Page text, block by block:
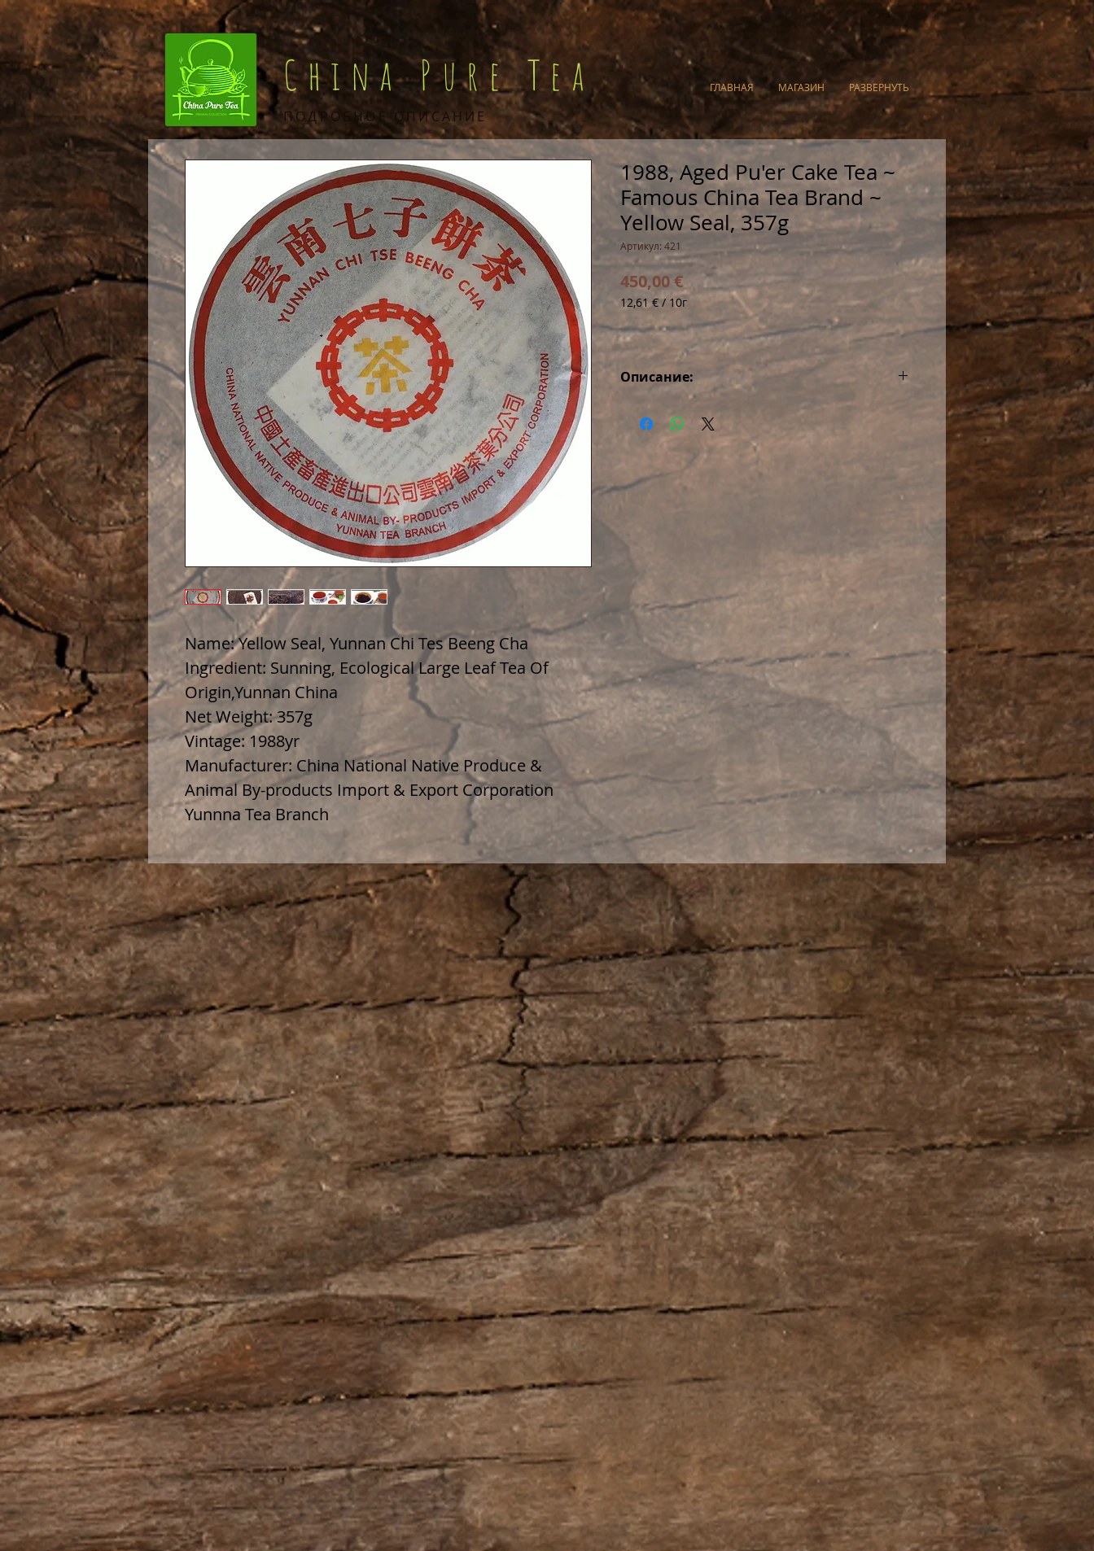
Name: Yellow Seal, Yunnan Chi Tes Beeng Cha
Ingredient: Sunning, Ecological Large Leaf Tea Of
Origin,Yunnan China
Net Weight: 357g
Vintage: 1988yr
Manufacturer: China National Native Produce &
Animal By-products Import & Export Corporation
Yunnna Tea Branch
1988, Aged Pu'er Cake Tea ~
Famous China Tea Brand ~
Yellow Seal, 357g
Артикул: 421
450,00 €Цена
12,61 € / 10г
12,61 €
за
10
Граммы
Описание:
Пуэр с невероятным вкусом и ароматом
настоящего выдержанного Пуэра. Сырьем
для приготовления послужил крупный лист с
дикорастущих деревьев. Редкость и качество
этого чая делает его одним из наиболее
лист, один из лучших рецептов Юньнани.
China Pure Tea
ПОДРОБНОЕ ОПИСАНИЕ
ГЛАВНАЯ МАГАЗИН РАЗВЕРНУТЬ